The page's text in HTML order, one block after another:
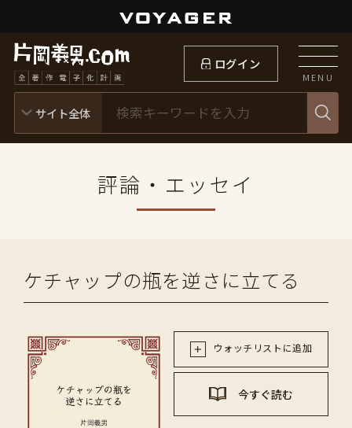
ログイン
MENU
評論・エッセイ
ケチャップの瓶を逆さに立てる
ウォッチリストに追加
今すぐ読む